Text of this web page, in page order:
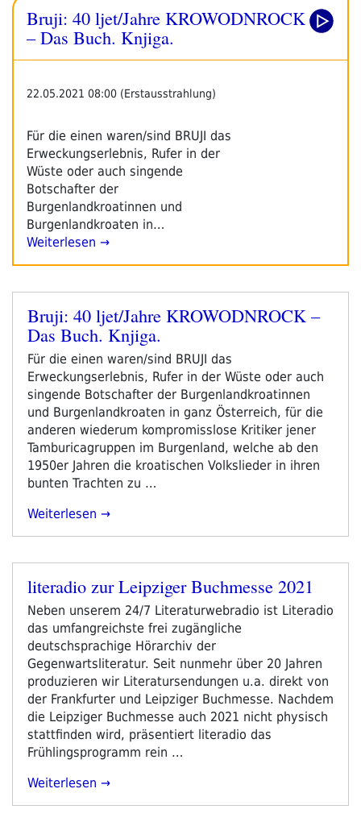
Bruji: 40 ljet/Jahre KROWODNROCK
– Das Buch. Knjiga.
22.05.2021 08:00 (Erstausstrahlung)
Für die einen waren/sind BRUJI das
Erweckungserlebnis, Rufer in der
Wüste oder auch singende
Botschafter der
Burgenlandkroatinnen und
Burgenlandkroaten in…
Weiterlesen →
Veröffentlicht
am
Bruji: 40 ljet/Jahre KROWODNROCK –
Das Buch. Knjiga.
Für die einen waren/sind BRUJI das
Erweckungserlebnis, Rufer in der Wüste oder auch
singende Botschafter der Burgenlandkroatinnen
und Burgenlandkroaten in ganz Österreich, für die
anderen wiederum kompromisslose Kritiker jener
Tamburicagruppen im Burgenland, welche ab den
1950er Jahren die kroatischen Volkslieder in ihren
bunten Trachten zu …
„Bruji:
KROWODNROCK
–
Das
Buch.
Knjiga.“
Weiterlesen
Veröffentlicht
am
literadio zur Leipziger Buchmesse 2021
Neben unserem 24/7 Literaturwebradio ist Literadio
das umfangreichste frei zugängliche
deutschsprachige Hörarchiv der
Gegenwartsliteratur. Seit nunmehr über 20 Jahren
produzieren wir Literatursendungen u.a. direkt von
der Frankfurter und Leipziger Buchmesse. Nachdem
die Leipziger Buchmesse auch 2021 nicht physisch
stattfinden wird, präsentiert literadio das
Frühlingsprogramm rein …
„literadio
Weiterlesen